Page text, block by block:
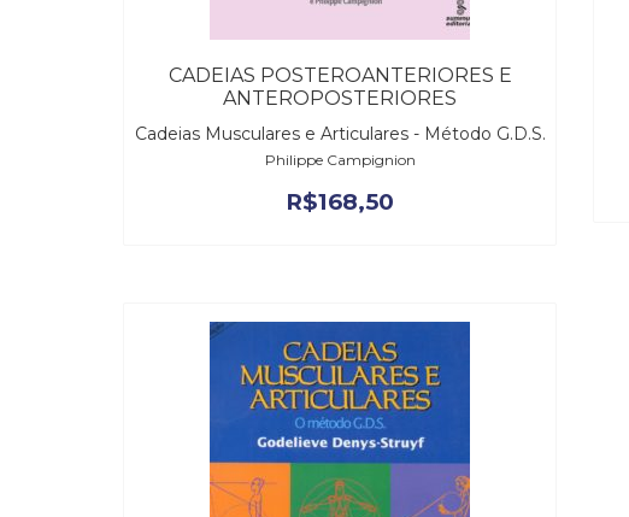
CADEIAS POSTEROANTERIORES E
ANTEROPOSTERIORES
Cadeias Musculares e Articulares - Método G.D.S.
Philippe Campignion
R$168,50